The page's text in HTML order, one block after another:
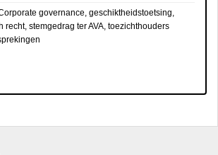
governance, geschiktheidstoetsing,
recht, stemgedrag ter AVA, toezichthouders